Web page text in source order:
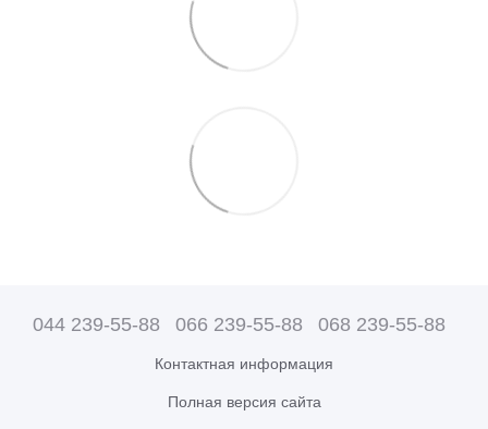
044 239-55-88 066 239-55-88 068 239-55-88
Контактная информация
Полная версия сайта